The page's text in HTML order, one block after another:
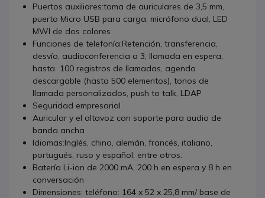
Puertos auxiliares:toma de auriculares de 3,5 mm,
puerto Micro USB para carga, micrófono dual, LED
MWI de dos colores
Funciones de telefonía:Retención, transferencia,
desvío, audioconferencia a 3, llamada en espera,
hasta 100 registros de llamadas, agenda
descargable (hasta 500 elementos), tonos de
llamada personalizados, push to talk, LDAP
Seguridad empresarial
Auricular y el altavoz con soporte para audio de
banda ancha
Idiomas:Inglés, chino, alemán, francés, italiano,
portugués, ruso y español, entre otros.
Batería Li-ion de 2000 mA, 200 h en espera y 8 h en
conversación
Dimensiones: teléfono: 164 x 52 x 25,8 mm/ base de